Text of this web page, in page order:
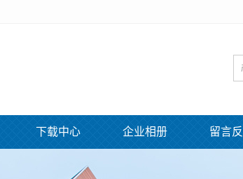
下载中心 企业相册 留言